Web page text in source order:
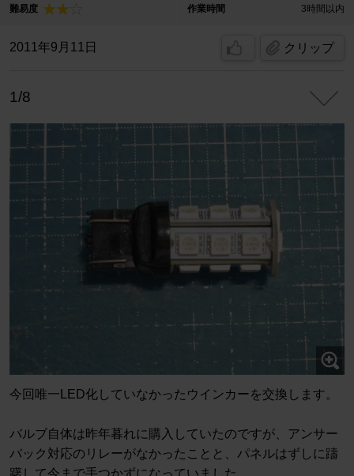
難易度 作業時間 3時間以内
2011年9月11日 クリップ
1/8
今回唯一LED化していなかったウインカーを交換します。
バルブ自体は昨年暮れに購入していたのですが、アンサー
バック対応のリレーがなかったことと、パネルはずしに躊